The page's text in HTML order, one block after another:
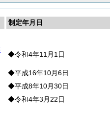
制定年月日
◆令和4年11月1日
◆平成16年10月6日
◆平成8年10月30日
◆令和4年3月22日